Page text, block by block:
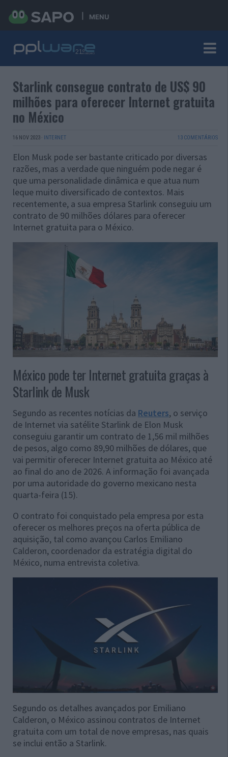
MENU
Starlink consegue contrato de US$ 90
milhões para oferecer Internet gratuita
no México
16 NOV 2023 · INTERNET 13 COMENTÁRIOS
Elon Musk pode ser bastante criticado por diversas
razões, mas a verdade que ninguém pode negar é
que uma personalidade dinâmica e que atua num
leque muito diversificado de contextos. Mais
recentemente, a sua empresa Starlink conseguiu um
contrato de 90 milhões dólares para oferecer
Internet gratuita para o México.
México pode ter Internet gratuita graças à
Starlink de Musk
Segundo as recentes notícias da Reuters, o serviço
de Internet via satélite Starlink de Elon Musk
conseguiu garantir um contrato de 1,56 mil milhões
de pesos, algo como 89,90 milhões de dólares, que
vai permitir oferecer Internet gratuita ao México até
ao final do ano de 2026. A informação foi avançada
por uma autoridade do governo mexicano nesta
quarta-feira (15).
O contrato foi conquistado pela empresa por esta
oferecer os melhores preços na oferta pública de
aquisição, tal como avançou Carlos Emiliano
Calderon, coordenador da estratégia digital do
México, numa entrevista coletiva.
Segundo os detalhes avançados por Emiliano
Calderon, o México assinou contratos de Internet
gratuita com um total de nove empresas, nas quais
se inclui então a Starlink.